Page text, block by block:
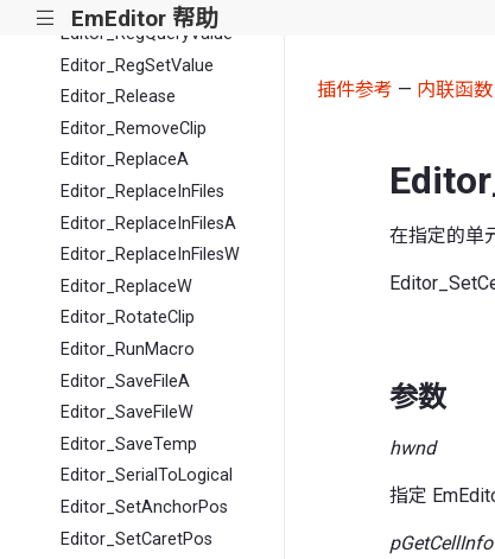
||| EmEditor 帮助
Editor_RegQueryValue
Editor_RegSetValue
Editor_Release
Editor_RemoveClip
Editor_ReplaceA
Editor_ReplaceInFiles
Editor_ReplaceInFilesA
Editor_ReplaceInFilesW
Editor_ReplaceW
Editor_RotateClip
Editor_RunMacro
Editor_SaveFileA
Editor_SaveFileW
Editor_SaveTemp
Editor_SerialToLogical
Editor_SetAnchorPos
Editor_SetCaretPos
插件参考 — 内联函数
在指定的单
参数
hwnd
指定
pGetCellInfo